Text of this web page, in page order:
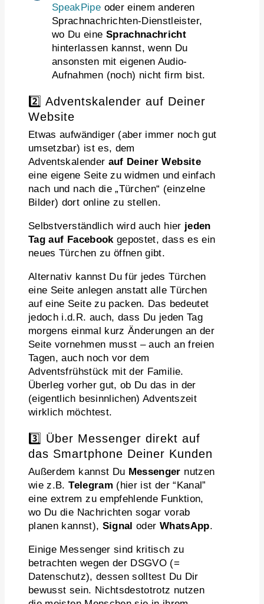
SpeakPipe oder einem anderen
Sprachnachrichten-Dienstleister,
wo Du eine Sprachnachricht
hinterlassen kannst, wenn Du
ansonsten mit eigenen Audio-
Aufnahmen (noch) nicht firm bist.
2️⃣ Adventskalender auf Deiner
Website
Etwas aufwändiger (aber immer noch gut
umsetzbar) ist es, dem
Adventskalender auf Deiner Website
eine eigene Seite zu widmen und einfach
nach und nach die „Türchen“ (einzelne
Bilder) dort online zu stellen.
Selbstverständlich wird auch hier jeden
Tag auf Facebookgepostet, dass es ein
neues Türchen zu öffnen gibt.
Alternativ kannst Du für jedes Türchen
eine Seite anlegen anstatt alle Türchen
auf eine Seite zu packen. Das bedeutet
jedoch i.d.R. auch, dass Du jeden Tag
morgens einmal kurz Änderungen an der
Seite vornehmen musst – auch an freien
Tagen, auch noch vor dem
Adventsfrühstück mit der Familie.
Überleg vorher gut, ob Du das in der
(eigentlich besinnlichen) Adventszeit
wirklich möchtest.
3️⃣ Über Messenger direkt auf
das Smartphone Deiner Kunden
Außerdem kannst Du Messenger nutzen
wie z.B.Telegram (hier ist der “Kanal”
eine extrem zu empfehlende Funktion,
wo Du die Nachrichten sogar vorab
planen kannst), Signal oder WhatsApp.
Einige Messenger sind kritisch zu
betrachten wegen der DSGVO (=
Datenschutz), dessen solltest Du Dir
bewusst sein. Nichtsdestotrotz nutzen